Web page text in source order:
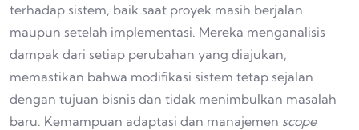
terhadap sistem, baik saat proyek masih berjalan
maupun setelah implementasi. Mereka menganalisis
dampak dari setiap perubahan yang diajukan,
memastikan bahwa modifikasi sistem tetap sejalan
dengan tujuan bisnis dan tidak menimbulkan masalah
baru. Kemampuan adaptasi dan manajemen scope